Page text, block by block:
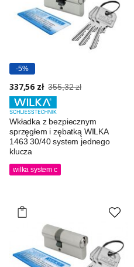
-5%
337,56 zł 355,32 zł
Wkładka z bezpiecznym
sprzęgłem i zębatką WILKA
1463 30/40 system jednego
klucza
wilka system c